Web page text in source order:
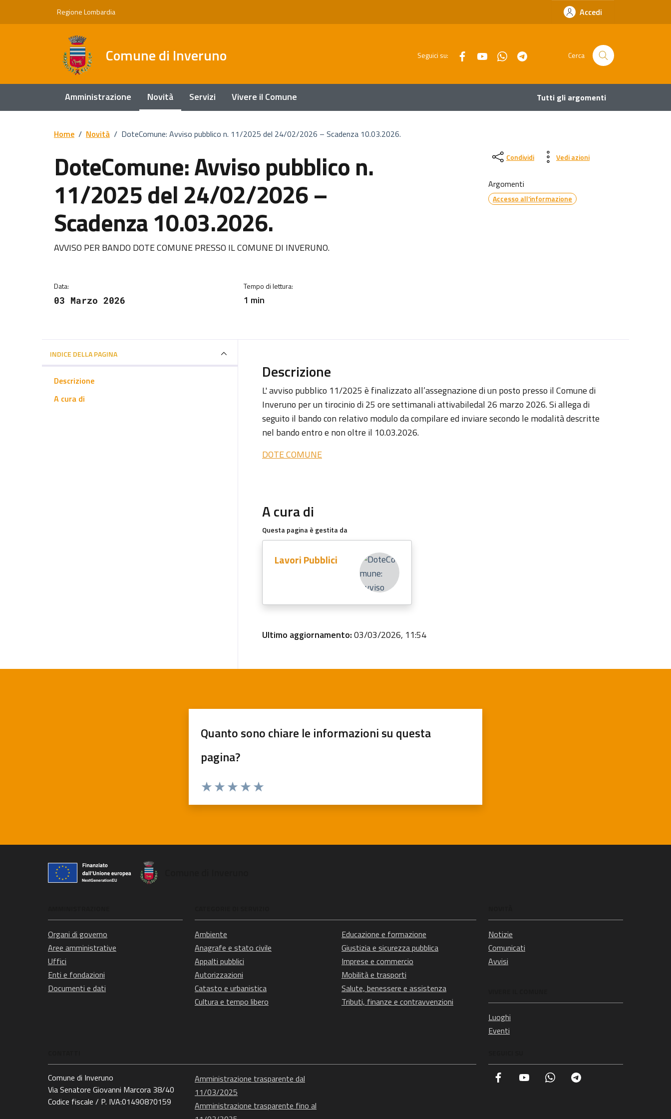
Vai ai contenutiRegione Lombardia Accedi
Comune di Inveruno Seguici su: FacebookYouTubeWhatsapp Cerca
Amministrazione Novità Servizi Vivere il Comune Tutti gli argomenti
Home / Novità / DoteComune: Avviso pubblico n. 11/2025 del 24/02/2026 – Scadenza 10.03.2026.
DoteComune: Avviso pubblico n.
11/2025 del 24/02/2026 –
Scadenza 10.03.2026.
Dettagli della notizia
AVVISO PER BANDO DOTE COMUNE PRESSO IL COMUNE DI INVERUNO.
Data:
03 Marzo 2026
Tempo di lettura:
1 min
Condividi Vedi azioni
Argomenti
Accesso all'informazione
INDICE DELLA PAGINA
Descrizione
A cura di
Descrizione
L' avviso pubblico 11/2025 è finalizzato all’assegnazione di un posto presso il Comune di
Inveruno per un tirocinio di 25 ore settimanali attivabiledal 26 marzo 2026. Si allega di
seguito il bando con relativo modulo da compilare ed inviare secondo le modalità descritte
nel bando entro e non oltre il 10.03.2026.
DOTE COMUNE
A cura di
Questa pagina è gestita da
Lavori Pubblici
Ultimo aggiornamento:03/03/2026, 11:54
Quanto sono chiare le informazioni su questa
pagina?
Organi di governo
Aree amministrative
Uffici
Enti e fondazioni
Documenti e dati
Ambiente
Anagrafe e stato civile
Appalti pubblici
Autorizzazioni
Catasto e urbanistica
Cultura e tempo libero
Educazione e formazione
Giustizia e sicurezza pubblica
Imprese e commercio
Mobilità e trasporti
Salute, benessere e assistenza
Tributi, finanze e contravvenzioni
Notizie
Comunicati
Avvisi
Luoghi
Eventi
Comune di Inveruno
Via Senatore Giovanni Marcora 38/40
Codice fiscale / P. IVA:01490870159
Amministrazione trasparente dal
11/03/2025
Amministrazione trasparente fino al
Facebook YouTube Whatsapp